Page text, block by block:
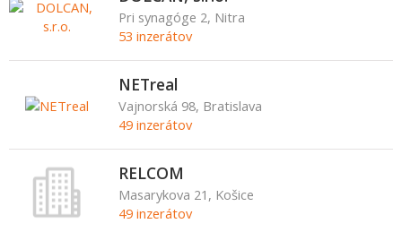
Pri synagóge 2, Nitra
53 inzerátov
NETreal
Vajnorská 98, Bratislava
49 inzerátov
RELCOM
Masarykova 21, Košice
49 inzerátov